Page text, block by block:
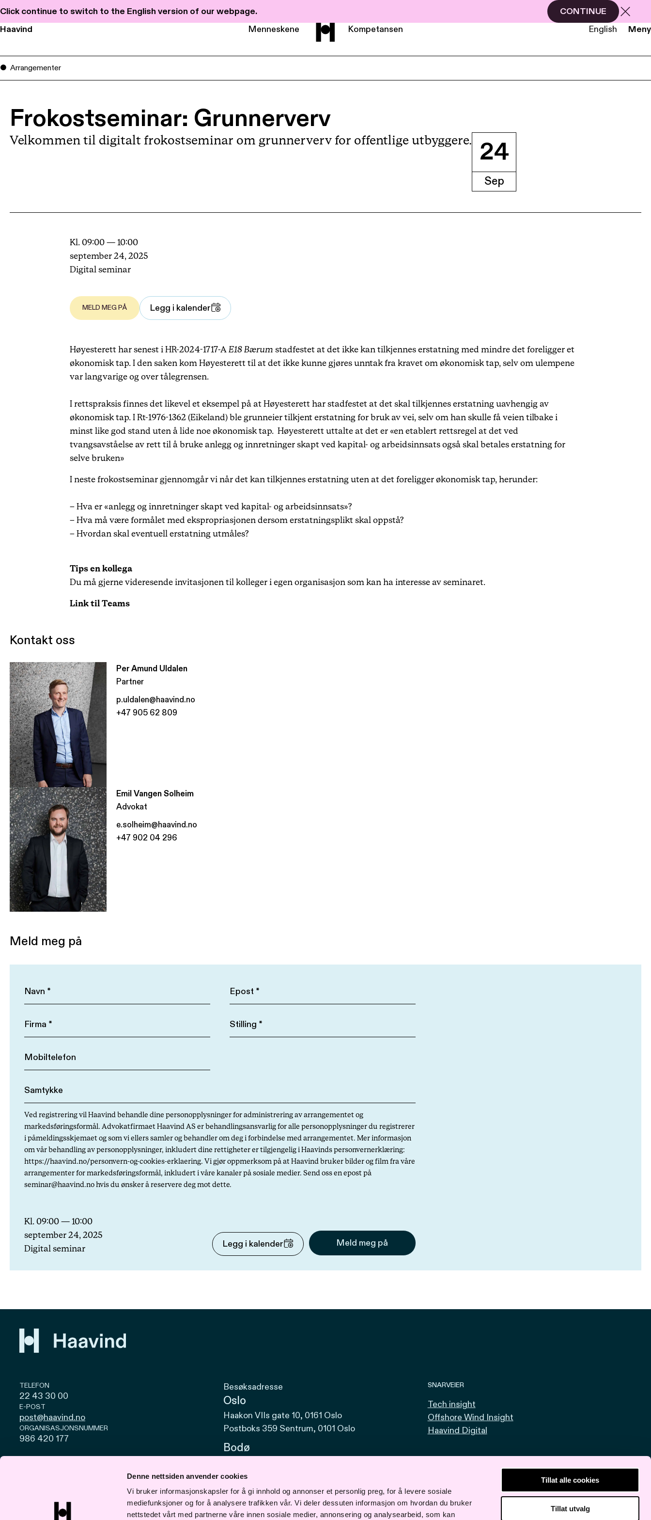
Denne nettsiden anvender cookies
Vi bruker informasjonskapsler for å gi innhold og annonser et personlig preg, for å levere sosiale
mediefunksjoner og for å analysere trafikken vår. Vi deler dessuten informasjon om hvordan du bruker
nettstedet vårt med partnerne våre innen sosiale medier, annonsering og analysearbeid, som kan
Tillat alle cookies
Tillat utvalg
Click continue to switch to the English version of our webpage.
CONTINUE
Haavind
Menneskene Kompetansen English Meny
Menneskene
Haavind Tech Insight
Arrangementer
Frokostseminar: Grunnerverv
Velkommen til digitalt frokostseminar om grunnerverv for offentlige utbyggere. 24
Sep
Kl. 09:00 — 10:00
september 24, 2025
Digital seminar
MELD MEG PÅ Legg i kalender
Høyesterett har senest i HR-2024-1717-A E18 Bærum stadfestet at det ikke kan tilkjennes erstatning med mindre det foreligger et
økonomisk tap. I den saken kom Høyesterett til at det ikke kunne gjøres unntak fra kravet om økonomisk tap, selv om ulempene
var langvarige og over tålegrensen.
I rettspraksis finnes det likevel et eksempel på at Høyesterett har stadfestet at det skal tilkjennes erstatning uavhengig av
økonomisk tap. I Rt-1976-1362 (Eikeland) ble grunneier tilkjent erstatning for bruk av vei, selv om han skulle få veien tilbake i
minst like god stand uten å lide noe økonomisk tap. Høyesterett uttalte at det er «en etablert rettsregel at det ved
tvangsavståelse av rett til å bruke anlegg og innretninger skapt ved kapital- og arbeidsinnsats også skal betales erstatning for
selve bruken»
I neste frokostseminar gjennomgår vi når det kan tilkjennes erstatning uten at det foreligger økonomisk tap, herunder:
– Hva er «anlegg og innretninger skapt ved kapital- og arbeidsinnsats»?
– Hva må være formålet med ekspropriasjonen dersom erstatningsplikt skal oppstå?
– Hvordan skal eventuell erstatning utmåles?
Tips en kollega
Du må gjerne videresende invitasjonen til kolleger i egen organisasjon som kan ha interesse av seminaret.
Link til Teams
Kontakt oss
Per Amund Uldalen
Partner
p.uldalen@haavind.no
+47 905 62 809
Emil Vangen Solheim
Advokat
e.solheim@haavind.no
+47 902 04 296
Meld meg på
Ved registrering vil Haavind behandle dine personopplysninger for administrering av arrangementet og
markedsføringsformål. Advokatfirmaet Haavind AS er behandlingsansvarlig for alle personopplysninger du registrerer
i påmeldingsskjemaet og som vi ellers samler og behandler om deg i forbindelse med arrangementet. Mer informasjon
om vår behandling av personopplysninger, inkludert dine rettigheter er tilgjengelig i Haavinds personvernerklæring:
https://haavind.no/personvern-og-cookies-erklaering. Vi gjør oppmerksom på at Haavind bruker bilder og film fra våre
arrangementer for markedsføringsformål, inkludert i våre kanaler på sosiale medier. Send oss en epost på
seminar@haavind.no hvis du ønsker å reservere deg mot dette.
Kl. 09:00 — 10:00
september 24, 2025
Digital seminar
Legg i kalender
TELEFON
22 43 30 00
E-POST
post@haavind.no
ORGANISASJONSNUMMER
986 420 177
Besøksadresse
Oslo
Haakon VIIs gate 10, 0161 Oslo
Postboks 359 Sentrum, 0101 Oslo
Bodø
Bergen
Vaskerelven 39, 5014 Bergen
Svalbard
SNARVEIER
Tech insight
Offshore Wind Insight
Haavind Digital